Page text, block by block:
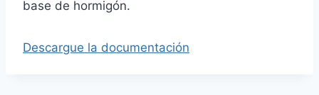
base de hormigón.
Descargue la documentación